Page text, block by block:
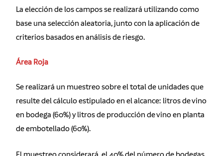
La elección de los campos se realizará utilizando como
base una selección aleatoria, junto con la aplicación de
criterios basados en análisis de riesgo.
Área Roja
Se realizará un muestreo sobre el total de unidades que
resulte del cálculo estipulado en el alcance: litros de vino
en bodega (60%) y litros de producción de vino en planta
de embotellado (60%).